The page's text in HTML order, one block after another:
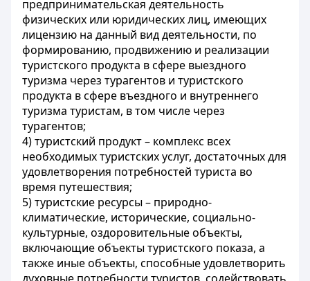
предпринимательская деятельность
физических или юридических лиц, имеющих
лицензию на данный вид деятельности, по
формированию, продвижению и реализации
туристского продукта в сфере выездного
туризма через турагентов и туристского
продукта в сфере въездного и внутреннего
туризма туристам, в том числе через
турагентов;
4) туристский продукт – комплекс всех
необходимых туристских услуг, достаточных для
удовлетворения потребностей туриста во
время путешествия;
5) туристские ресурсы – природно-
климатические, исторические, социально-
культурные, оздоровительные объекты,
включающие объекты туристского показа, а
также иные объекты, способные удовлетворить